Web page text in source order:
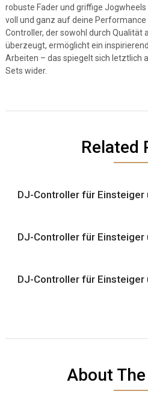
robuste Fader und griffige
voll und ganz auf deine
Controller, der sowohl durch Qualität
überzeugt, ermöglicht ein
Arbeiten – das spiegelt sich letztlich
Sets wider.
Related
DJ-Controller für Einsteiger
DJ-Controller für Einsteiger
DJ-Controller für Einsteiger
About